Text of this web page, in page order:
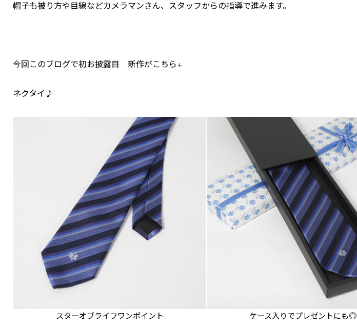
帽子も被り方や目線などカメラマンさん、スタッフからの指導で進みます。
今回このブログで初お披露目 新作がこちら↓
ネクタイ♪
スターオブライフワンポイント ケース入りでプレゼントにも◎